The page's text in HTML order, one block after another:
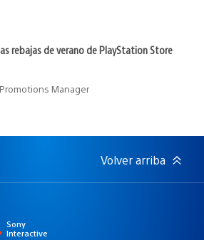
rebajas de verano de PlayStation Store
Manager
Volver arriba
Sony
Interactive